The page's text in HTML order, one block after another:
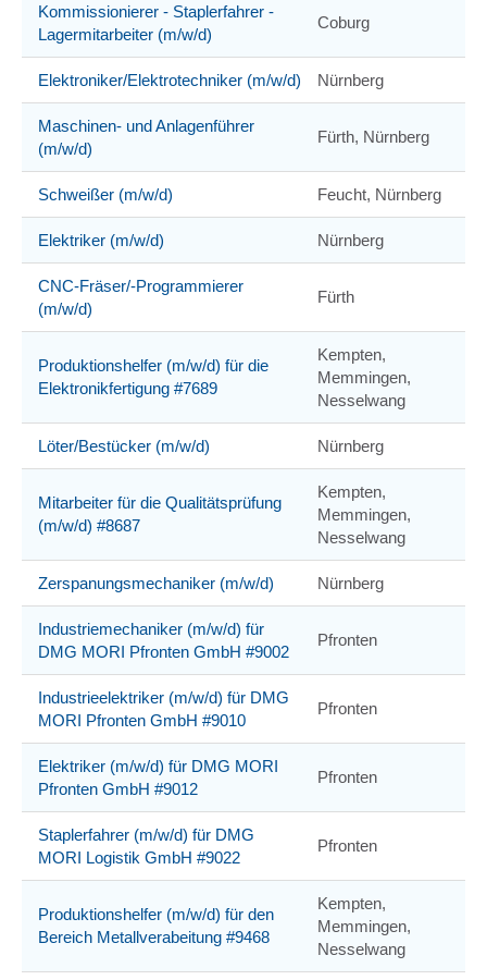
Kommissionierer - Staplerfahrer -
Lagermitarbeiter (m/w/d)
Coburg
Elektroniker/Elektrotechniker (m/w/d) Nürnberg
Maschinen- und Anlagenführer
(m/w/d)
Fürth, Nürnberg
Schweißer (m/w/d) Feucht, Nürnberg
Elektriker (m/w/d) Nürnberg
CNC-Fräser/-Programmierer
(m/w/d)
Fürth
Produktionshelfer (m/w/d) für die
Elektronikfertigung #7689
Kempten,
Memmingen,
Nesselwang
Löter/Bestücker (m/w/d) Nürnberg
Mitarbeiter für die Qualitätsprüfung
(m/w/d) #8687
Kempten,
Memmingen,
Nesselwang
Zerspanungsmechaniker (m/w/d) Nürnberg
Industriemechaniker (m/w/d) für
DMG MORI Pfronten GmbH #9002
Pfronten
Industrieelektriker (m/w/d) für DMG
MORI Pfronten GmbH #9010
Pfronten
Elektriker (m/w/d) für DMG MORI
Pfronten GmbH #9012
Pfronten
Staplerfahrer (m/w/d) für DMG
MORI Logistik GmbH #9022
Pfronten
Produktionshelfer (m/w/d) für den
Bereich Metallverabeitung #9468
Kempten,
Memmingen,
Nesselwang